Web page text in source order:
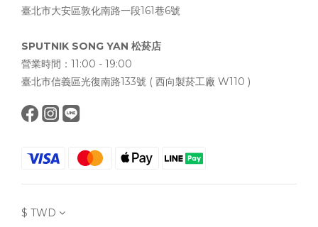
臺北市大安區敦化南路一段161巷6號
SPUTNIK SONG YAN 松菸店
營業時間：11:00 - 19:00
臺北市信義區光復南路133號 ( 西向製菸工廠 W110 )
$ TWD